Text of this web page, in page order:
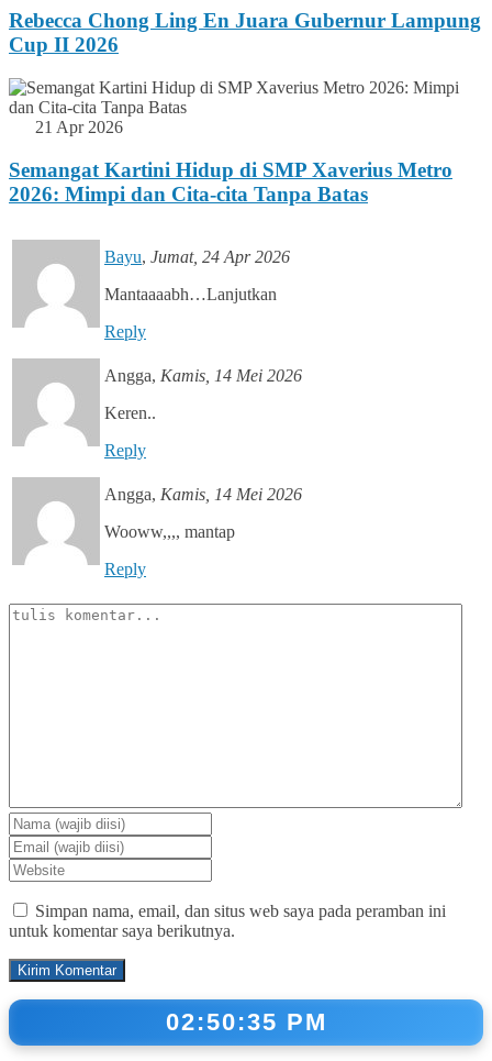
Rebecca Chong Ling En Juara Gubernur Lampung
Cup II 2026
21 Apr 2026
Semangat Kartini Hidup di SMP Xaverius Metro
2026: Mimpi dan Cita-cita Tanpa Batas
Bayu, Jumat, 24 Apr 2026
Mantaaaabh…Lanjutkan
Reply
Angga, Kamis, 14 Mei 2026
Keren..
Reply
Angga, Kamis, 14 Mei 2026
Wooww,,,, mantap
Reply
Simpan nama, email, dan situs web saya pada peramban ini
untuk komentar saya berikutnya.
02:50:36 PM